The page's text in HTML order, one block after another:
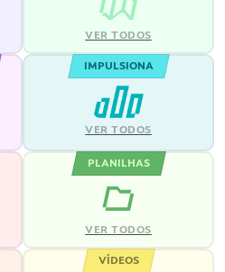
VER TODOS
IMPULSIONA
VER TODOS
PLANILHAS
VER TODOS
VÍDEOS